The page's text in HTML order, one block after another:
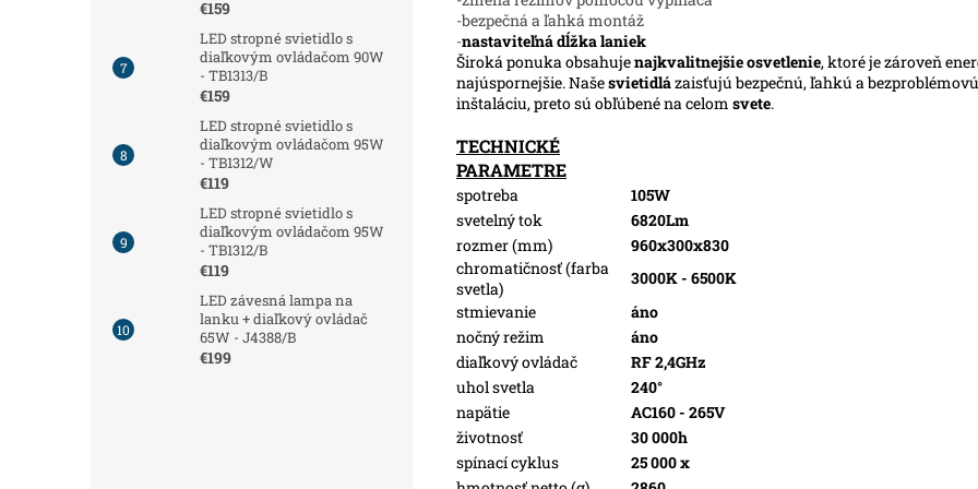
€159
LED stropné svietidlo s
diaľkovým ovládačom 90W
- TB1313/B
€159
LED stropné svietidlo s
diaľkovým ovládačom 95W
- TB1312/W
€119
LED stropné svietidlo s
diaľkovým ovládačom 95W
- TB1312/B
€119
LED závesná lampa na
lanku + diaľkový ovládač
65W - J4388/B
€199
-bezpečná a ľahká montáž
-nastaviteľná dĺžka laniek
Široká ponuka obsahujenajkvalitnejšie osvetlenie, ktoré je zároveň
najúspornejšie. Našesvietidlázaisťujú bezpečnú, ľahkú a bezproblémovú
inštaláciu, preto sú obľúbené na celom svete.
TECHNICKÉ
PARAMETRE
spotreba
105W
svetelný tok
6820Lm
rozmer (mm)
960x300x830
chromatičnosť (farba
svetla)
3000K - 6500K
stmievanie
áno
nočný režim
áno
diaľkový ovládač
RF 2,4GHz
uhol svetla
240°
napätie
AC160 - 265V
životnosť
30 000h
spínací cyklus
25 000 x